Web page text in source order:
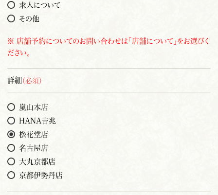
求人について
その他
※ 店舗予約についてのお問い合わせは「店舗について」をお選びく
ださい。
詳細（必須）
嵐山本店
HANA吉兆
松花堂店
名古屋店
大丸京都店
京都伊勢丹店